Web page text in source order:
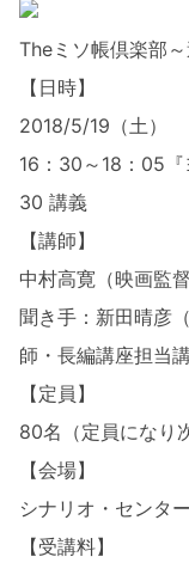
Theミソ帳倶楽部
【日時】
2018/5/19（土）
16：30～18：05『
30 講義
【講師】
中村高寛（映画監督
聞き手：新田晴彦
師・長編講座担当講
【定員】
80名（定員になり
【会場】
シナリオ・センタ
【受講料】